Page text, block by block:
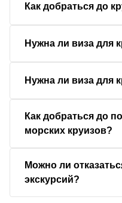
Как добраться до
Нужна ли виза для
Нужна ли виза для
Как добраться до
морских круизов?
Можно ли
экскурсий?